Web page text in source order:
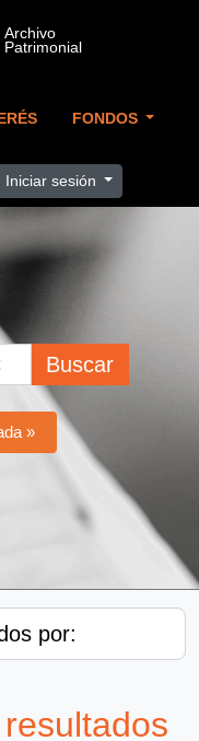
FONDOS
Iniciar sesión
Buscar
»
por: